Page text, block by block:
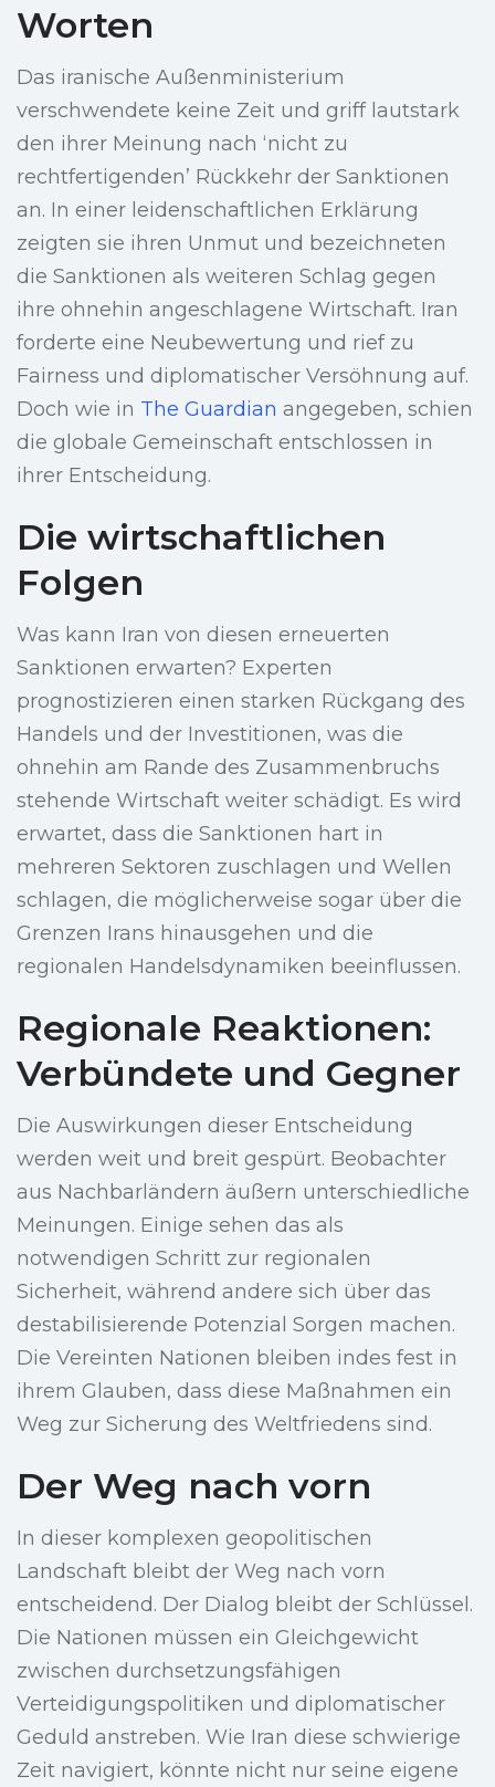
Worten
Das iranische Außenministerium
verschwendete keine Zeit und griff lautstark
den ihrer Meinung nach ‘nicht zu
rechtfertigenden’ Rückkehr der Sanktionen
an. In einer leidenschaftlichen Erklärung
zeigten sie ihren Unmut und bezeichneten
die Sanktionen als weiteren Schlag gegen
ihre ohnehin angeschlagene Wirtschaft. Iran
forderte eine Neubewertung und rief zu
Fairness und diplomatischer Versöhnung auf.
Doch wie in The Guardian angegeben, schien
die globale Gemeinschaft entschlossen in
ihrer Entscheidung.
Die wirtschaftlichen
Folgen
Was kann Iran von diesen erneuerten
Sanktionen erwarten? Experten
prognostizieren einen starken Rückgang des
Handels und der Investitionen, was die
ohnehin am Rande des Zusammenbruchs
stehende Wirtschaft weiter schädigt. Es wird
erwartet, dass die Sanktionen hart in
mehreren Sektoren zuschlagen und Wellen
schlagen, die möglicherweise sogar über die
Grenzen Irans hinausgehen und die
regionalen Handelsdynamiken beeinflussen.
Regionale Reaktionen:
Verbündete und Gegner
Die Auswirkungen dieser Entscheidung
werden weit und breit gespürt. Beobachter
aus Nachbarländern äußern unterschiedliche
Meinungen. Einige sehen das als
notwendigen Schritt zur regionalen
Sicherheit, während andere sich über das
destabilisierende Potenzial Sorgen machen.
Die Vereinten Nationen bleiben indes fest in
ihrem Glauben, dass diese Maßnahmen ein
Weg zur Sicherung des Weltfriedens sind.
Der Weg nach vorn
In dieser komplexen geopolitischen
Landschaft bleibt der Weg nach vorn
entscheidend. Der Dialog bleibt der Schlüssel.
Die Nationen müssen ein Gleichgewicht
zwischen durchsetzungsfähigen
Verteidigungspolitiken und diplomatischer
Geduld anstreben. Wie Iran diese schwierige
Zeit navigiert, könnte nicht nur seine eigene